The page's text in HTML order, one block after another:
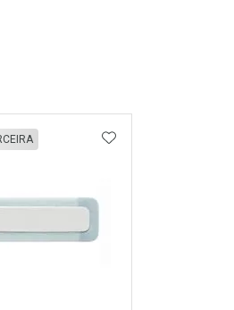
FAVORITOSADICIONAR AOS